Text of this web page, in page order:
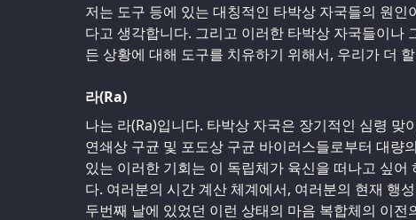
저는 도구 등에 있는 대칭적인 타박상 자국들의 원인
다고 생각합니다. 그리고 이러한 타박상 자국들이나
든 상황에 대해 도구를 치유하기 위해서, 우리가 더
라(Ra)
나는 라(Ra)입니다. 타박상 자국은 장기적인 심령 맞
연쇄상 구균 및 포도상 구균 바이러스들로부터 대량
있는 이러한 기회는 이 독립체가 육신을 떠나고 싶어
다. 여러분의 시간 계산 체계에서, 여러분의 현재 행
두번째 날에 있었던 이런 상태의 마음 복합체의 이전